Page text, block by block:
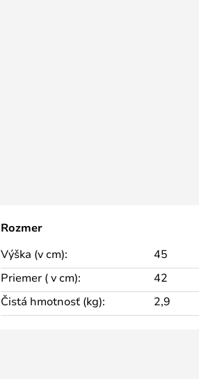
Rozmer
Výška (v cm):
45
Priemer ( v cm):
42
Čistá hmotnosť (kg):
2,9